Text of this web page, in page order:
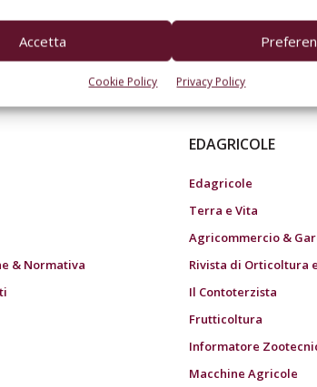
Accetta
Cookie Policy Privacy Policy
& Normativa
EDAGRICOLE
Edagricole
Terra e Vita
Agricommercio &
Rivista di Orticoltura
Il Contoterzista
Frutticoltura
Informatore
Macchine Agricole